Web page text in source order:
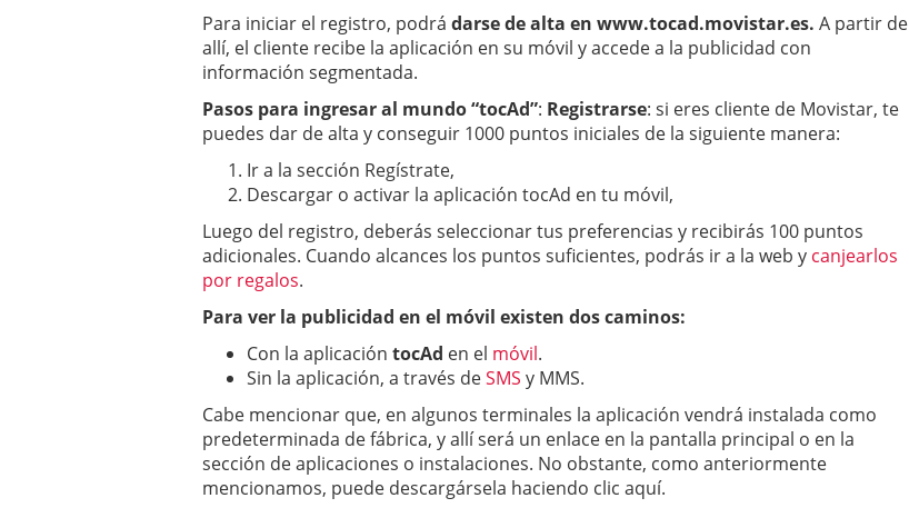
Para iniciar el registro, podrá darse de alta en www.tocad.movistar.es. A partir de
allí, el cliente recibe la aplicación en su móvil y accede a la publicidad con
información segmentada.
Pasos para ingresar al mundo “tocAd”: Registrarse: si eres cliente de Movistar, te
puedes dar de alta y conseguir 1000 puntos iniciales de la siguiente manera:
Ir a la sección Regístrate,
Descargar o activar la aplicación tocAd en tu móvil,
Luego del registro, deberás seleccionar tus preferencias y recibirás 100 puntos
adicionales. Cuando alcances los puntos suficientes, podrás ir a la web y canjearlos
por regalos.
Para ver la publicidad en el móvil existen dos caminos:
Con la aplicación tocAd en el móvil.
Sin la aplicación, a través deSMS y MMS.
Cabe mencionar que, en algunos terminales la aplicación vendrá instalada como
predeterminada de fábrica, y allí será un enlace en la pantalla principal o en la
sección de aplicaciones o instalaciones. No obstante, como anteriormente
mencionamos, puede descargársela haciendo clic aquí.